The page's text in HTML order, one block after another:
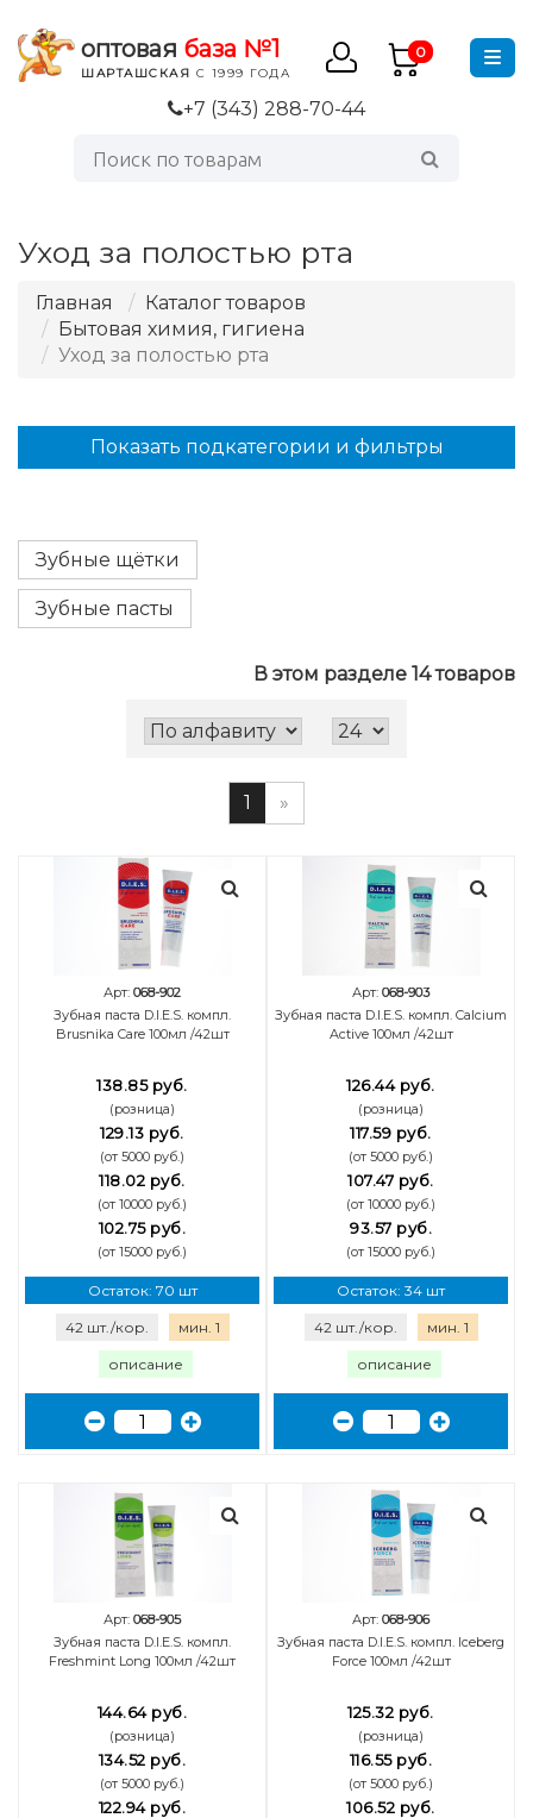
оптовая база №1
ШАРТАШСКАЯ С 1999 ГОДА
0
+7 (343) 288-70-44
Уход за полостью рта
Главная
Каталог товаров
Бытовая химия, гигиена
Уход за полостью рта
Зубные щётки
Зубные пасты
В этом разделе 14 товаров
1 »
Арт: 068-902
Зубная паста D.I.E.S. компл.
Brusnika Care 100мл /42шт
138.85 руб.
(розница)
129.13 руб.
(от 5000 руб.)
118.02 руб.
(от 10000 руб.)
102.75 руб.
(от 15000 руб.)
Остаток: 70 шт
42 шт./кор. мин. 1
описание
Арт: 068-903
Зубная паста D.I.E.S. компл. Calcium
Active 100мл /42шт
126.44 руб.
(розница)
117.59 руб.
(от 5000 руб.)
107.47 руб.
(от 10000 руб.)
93.57 руб.
(от 15000 руб.)
Остаток: 34 шт
42 шт./кор. мин. 1
описание
Арт: 068-905
Зубная паста D.I.E.S. компл.
Freshmint Long 100мл /42шт
144.64 руб.
(розница)
134.52 руб.
(от 5000 руб.)
122.94 руб.
Арт: 068-906
Зубная паста D.I.E.S. компл. Iceberg
Force 100мл /42шт
125.32 руб.
(розница)
116.55 руб.
(от 5000 руб.)
106.52 руб.
Показать подкатегории и фильтры